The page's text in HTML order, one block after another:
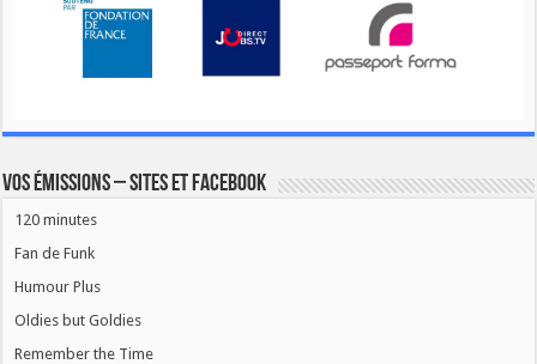
Vos émissions – Sites et Facebook
120 minutes
Fan de Funk
Humour Plus
Oldies but Goldies
Remember the Time